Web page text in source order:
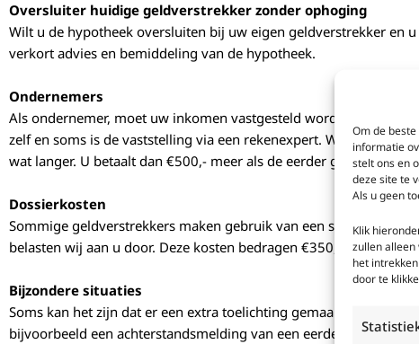
Om de
informatie
stelt ons en
deze site te
Als u geen
Klik
zullen alleen
het
door te
Oversluiter huidige geldverstrekker zonder ophoging
Wilt u de hypotheek oversluiten bij uw eigen geldverstrekker en
verkort advies en bemiddeling van de hypotheek.
Ondernemers
Als ondernemer, moet uw inkomen vastgesteld worden
zelf en soms is de vaststelling via een rekenexpert. Wilt u dat
wat langer. U betaalt dan €500,- meer als de eerder genoemde
Dossierkosten
Sommige geldverstrekkers maken gebruik van een serviceloket
belasten wij aan u door. Deze kosten bedragen €350,-.
Bijzondere situaties
Soms kan het zijn dat er een extra toelichting gemaakt moet
bijvoorbeeld een achterstandsmelding van een eerder afgesloten